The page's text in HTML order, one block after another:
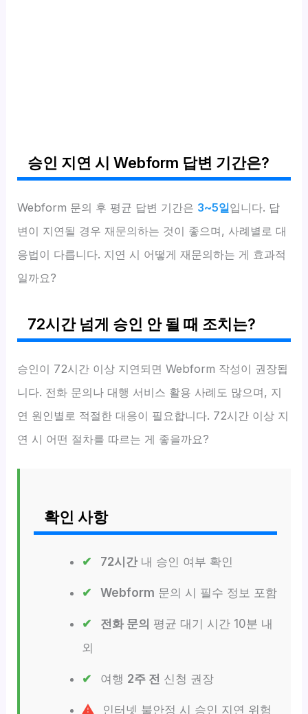
승인 지연 시 Webform 답변 기간은?
Webform 문의 후 평균 답변 기간은 3~5일입니다. 답
변이 지연될 경우 재문의하는 것이 좋으며, 사례별로 대
응법이 다릅니다. 지연 시 어떻게 재문의하는 게 효과적
일까요?
72시간 넘게 승인 안 될 때 조치는?
승인이 72시간 이상 지연되면 Webform 작성이 권장됩
니다. 전화 문의나 대행 서비스 활용 사례도 많으며, 지
연 원인별로 적절한 대응이 필요합니다. 72시간 이상 지
연 시 어떤 절차를 따르는 게 좋을까요?
확인 사항
72시간내 승인 여부 확인
Webform 문의 시 필수 정보 포함
전화 문의 평균 대기 시간 10분 내
외
여행 2주 전 신청 권장
인터넷 불안정 시 승인 지연 위험